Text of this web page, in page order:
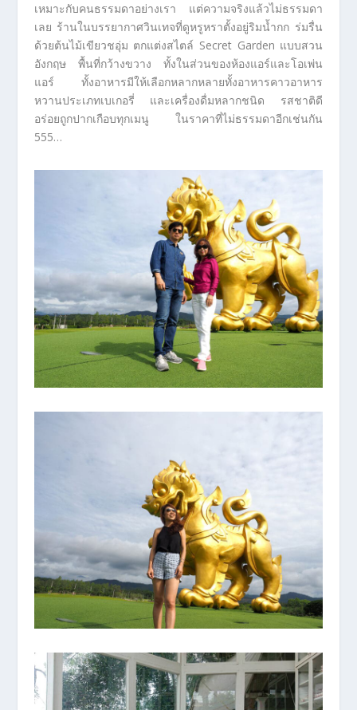
เหมาะกับคนธรรมดาอย่างเรา แต่ความจริงแล้วไม่ธรรมดา
เลย ร้านในบรรยากาศวินเทจที่ดูหรูหราตั้งอยู่ริมน้ำกก ร่มรื่น
ด้วยต้นไม้เขียวชอุ่ม ตกแต่งสไตล์ Secret Garden แบบสวน
อังกฤษ พื้นที่กว้างขวาง ทั้งในส่วนของห้องแอร์และโอเพ่น
แอร์ ทั้งอาหารมีให้เลือกหลากหลายทั้งอาหารคาวอาหาร
หวานประเภทเบเกอรี่ และเครื่องดื่มหลากชนิด รสชาติดี
อร่อยถูกปากเกือบทุกเมนู ในราคาที่ไม่ธรรมดาอีกเช่นกัน
555…